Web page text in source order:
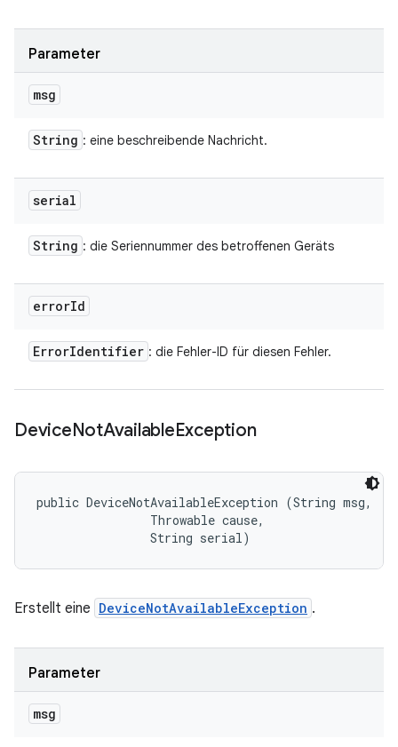
Parameter
msg
String : eine beschreibende Nachricht.
serial
String : die Seriennummer des betroffenen Geräts
errorId
ErrorIdentifier : die Fehler-ID für diesen Fehler.
DeviceNotAvailableException
public DeviceNotAvailableException (String msg,
                Throwable cause,
                String serial)
Erstellt eine DeviceNotAvailableException .
Parameter
msg